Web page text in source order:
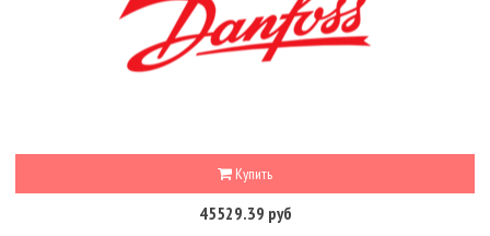
Купить
45529.39 руб